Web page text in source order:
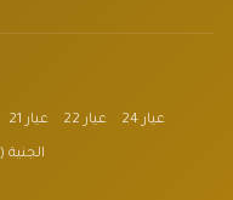
عيار 24 عيار 22 عيار 21
الجنية (24K)